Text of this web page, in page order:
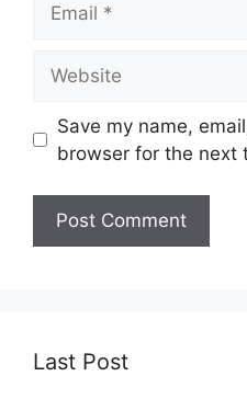
Save my name,
browser for the next
Last Post